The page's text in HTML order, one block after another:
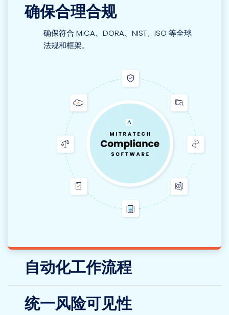
确保合理合规
确保符合 MiCA、DORA、NIST、ISO 等全球
法规和框架。
自动化工作流程
统一风险可见性